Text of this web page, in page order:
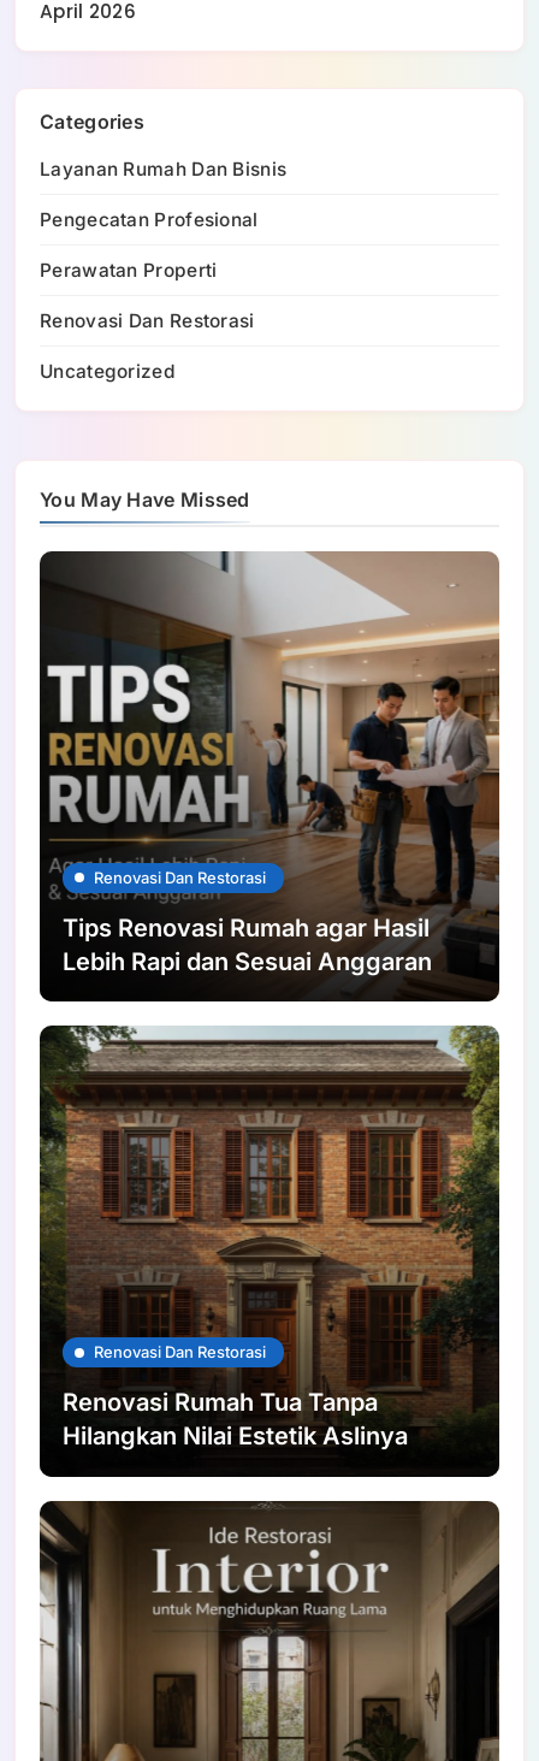
April 2026
Categories
Layanan Rumah Dan Bisnis
Pengecatan Profesional
Perawatan Properti
Renovasi Dan Restorasi
Uncategorized
You May Have Missed
Renovasi Dan Restorasi
Tips Renovasi Rumah agar Hasil
Lebih Rapi dan Sesuai Anggaran
Renovasi Dan Restorasi
Renovasi Rumah Tua Tanpa
Hilangkan Nilai Estetik Aslinya